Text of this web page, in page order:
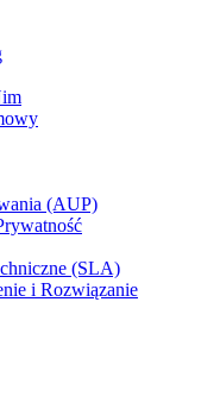
(AUP)
(SLA)
i Rozwiązanie